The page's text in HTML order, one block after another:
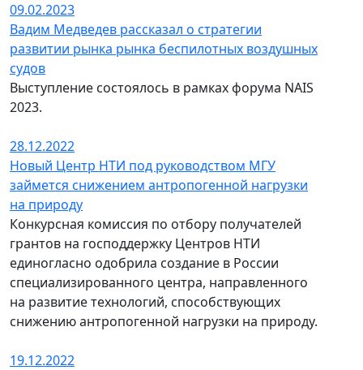
09.02.2023
Вадим Медведев рассказал о стратегии
развитии рынка рынка беспилотных воздушных
судов
Выступление состоялось в рамках форума NAIS
2023.
28.12.2022
Новый Центр НТИ под руководством МГУ
займется снижением антропогенной нагрузки
на природу
Конкурсная комиссия по отбору получателей
грантов на господдержку Центров НТИ
единогласно одобрила создание в России
специализированного центра, направленного
на развитие технологий, способствующих
снижению антропогенной нагрузки на природу.
19.12.2022